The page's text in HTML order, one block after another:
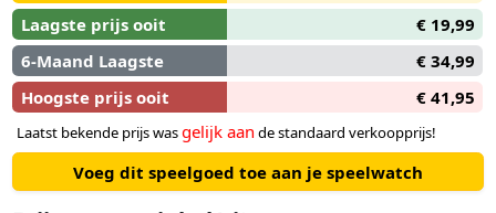
Laagste prijs ooit
€ 19,99
6-Maand Laagste
€ 34,99
Hoogste prijs ooit
€ 41,95
Laatst bekende prijs wasgelijk aan de standaard verkoopprijs!
Voeg dit speelgoed toe aan je speelwatch